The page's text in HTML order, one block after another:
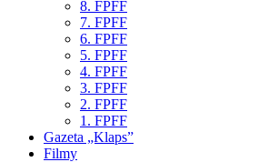
8. FPFF
7. FPFF
6. FPFF
5. FPFF
4. FPFF
3. FPFF
2. FPFF
1. FPFF
Gazeta „Klaps”
Filmy